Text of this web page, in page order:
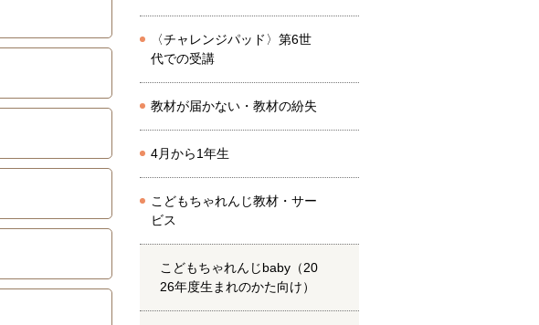
〈チャレンジパッド〉第6世
代での受講
教材が届かない・教材の紛失
4月から1年生
こどもちゃれんじ教材・サー
ビス
こどもちゃれんじbaby（20
26年度生まれのかた向け）